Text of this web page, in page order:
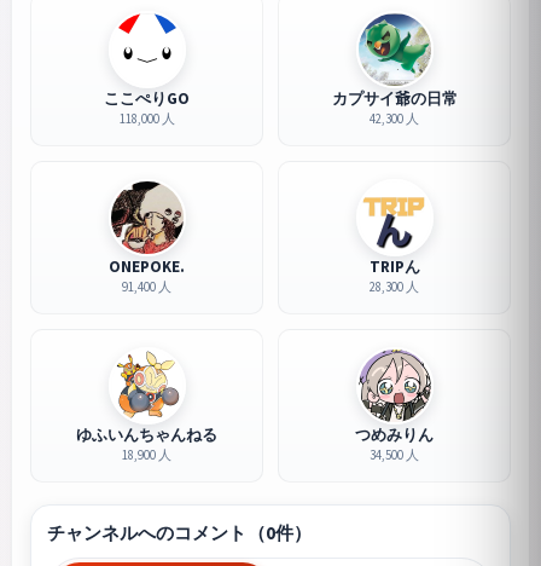
ここぺりGO
118,000 人
カプサイ爺の日常
42,300 人
ONEPOKE.
91,400 人
TRIPん
28,300 人
ゆふいんちゃんねる
18,900 人
つめみりん
34,500 人
チャンネルへのコメント（0件）